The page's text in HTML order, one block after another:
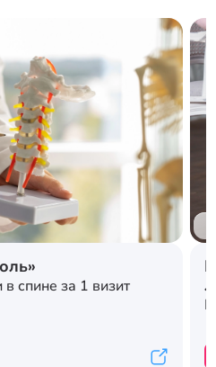
Подробнее
спине за 1 визит